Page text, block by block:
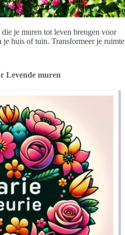
je muren tot leven brengen voor
je huis of tuin. Transformeer je ruimte
Levende muren